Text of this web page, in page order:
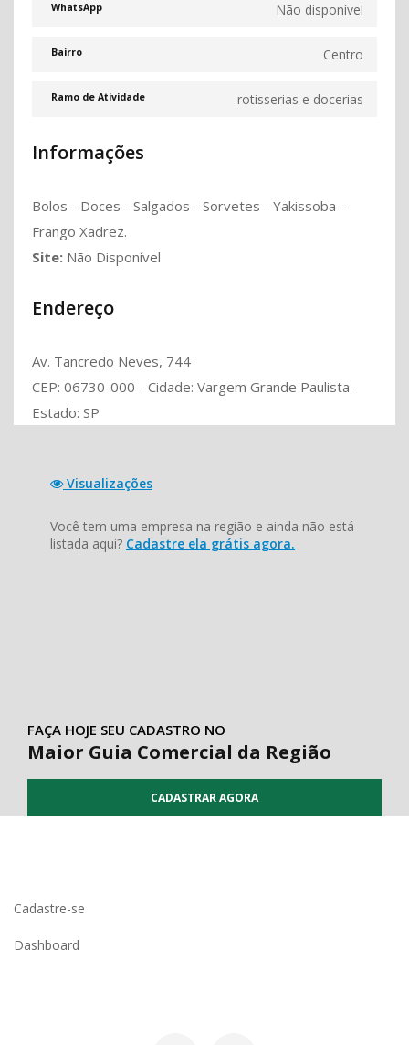
WhatsApp Não disponível
Bairro Centro
Ramo de Atividade rotisserias e docerias
Informações
Bolos - Doces - Salgados - Sorvetes - Yakissoba -
Frango Xadrez.
Site: Não Disponível
Endereço
Av. Tancredo Neves, 744
CEP: 06730-000 - Cidade: Vargem Grande Paulista -
Estado: SP
Visualizações
Você tem uma empresa na região e ainda não está
listada aqui? Cadastre ela grátis agora.
FAÇA HOJE SEU CADASTRO NO
Maior Guia Comercial da Região
CADASTRAR AGORA
Cadastre-se
Dashboard